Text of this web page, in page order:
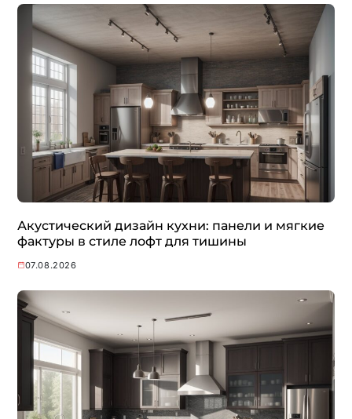
Акустический дизайн кухни: панели и мягкие
фактуры в стиле лофт для тишины
07.08.2026